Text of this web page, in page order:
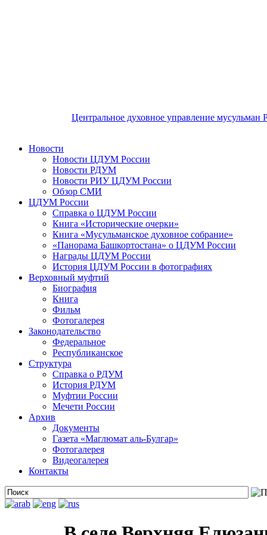
Центральное духовное управление мусульман
Новости
Новости ЦДУМ России
Новости РДУМ
Новости РИУ ЦДУМ России
Обзор СМИ
ЦДУМ России
Справка о ЦДУМ России
Книга «Исторические очерки»
Книга «Мусульманское духовное собрание»
«Панорама Башкортостана» о ЦДУМ России
Награды ЦДУМ России
История ЦДУМ России в фотографиях
Верховный муфтий
Биография
Книга
Фильм
Фотогалерея
Законодательство
Федеральное
Республиканское
Структура
Справка о РДУМ
История РДУМ
Муфтии России
Мечети России
Архив
Документы
Газета «Маглюмат аль-Булгар»
Фотогалерея
Видеогалерея
Контакты